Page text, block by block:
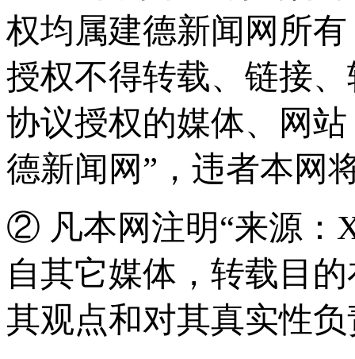
权均属建德新闻网所
授权不得转载、链接
协议授权的媒体、网
德新闻网”，违者本网
② 凡本网注明“来源：
自其它媒体，转载目
其观点和对其真实性